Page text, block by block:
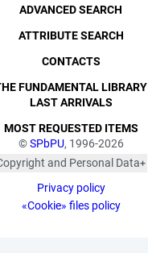
©SPbPU, 1996-2026
and Personal Data
published with the
consent of the individuals
Privacy policy
«Cookie» files policy
ADVANCED SEARCH
ATTRIBUTE SEARCH
CONTACTS
FUNDAMENTAL LIBRARY
LAST ARRIVALS
MOST REQUESTED ITEMS